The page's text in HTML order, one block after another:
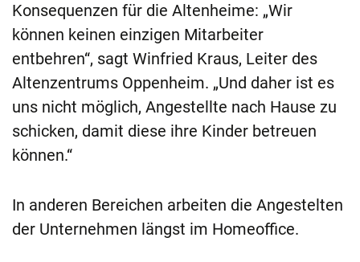
Konsequenzen für die Altenheime: „Wir
können keinen einzigen Mitarbeiter
entbehren“, sagt Winfried Kraus, Leiter des
Altenzentrums Oppenheim. „Und daher ist es
uns nicht möglich, Angestellte nach Hause zu
schicken, damit diese ihre Kinder betreuen
können.“
In anderen Bereichen arbeiten die Angestelten
der Unternehmen längst im Homeoffice.